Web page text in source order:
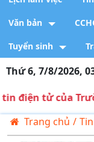
Văn bản
Tuyển sinh
Thứ 6, 7/8/2026,
Trường
Trang chủ /